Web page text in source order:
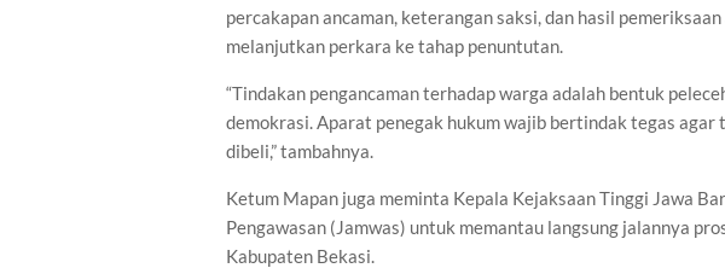
percakapan ancaman, keterangan saksi, dan hasil
melanjutkan perkara ke tahap penuntutan.
“Tindakan pengancaman terhadap warga adalah bentuk
demokrasi. Aparat penegak hukum wajib bertindak tegas agar
dibeli,” tambahnya.
Ketum Mapan juga meminta Kepala Kejaksaan Tinggi Jawa
Pengawasan (Jamwas) untuk memantau langsung jalannya
Kabupaten Bekasi.